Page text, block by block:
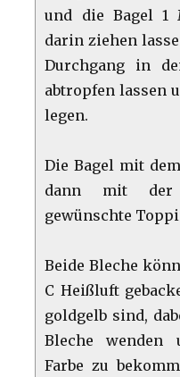
und die Bagel 1
darin ziehen
Durchgang in
abtropfen lassen
legen.
Die Bagel mit
dann mit der
gewünschte
Beide Bleche
C Heißluft
goldgelb sind,
Bleche wenden
Farbe zu